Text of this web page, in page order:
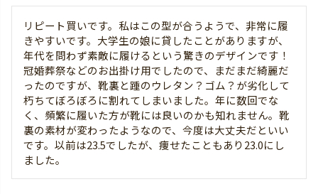
リピート買いです。私はこの型が合うようで、非常に履
きやすいです。大学生の娘に貸したことがありますが、
年代を問わず素敵に履けるという驚きのデザインです！
冠婚葬祭などのお出掛け用でしたので、まだまだ綺麗だ
ったのですが、靴裏と踵のウレタン？ゴム？が劣化して
朽ちてぼろぼろに割れてしまいました。年に数回でな
く、頻繁に履いた方が靴には良いのかも知れません。靴
裏の素材が変わったようなので、今度は大丈夫だといい
です。以前は23.5でしたが、痩せたこともあり23.0にし
ました。